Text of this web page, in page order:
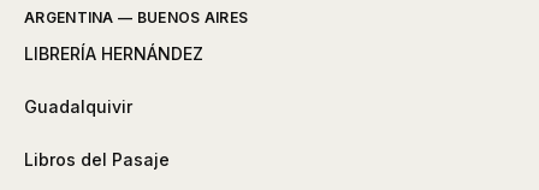
ARGENTINA — BUENOS AIRES
LIBRERÍA HERNÁNDEZ
Guadalquivir
Libros del Pasaje